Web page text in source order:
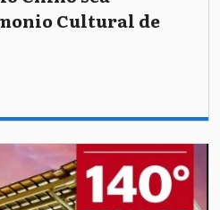
Cultural de